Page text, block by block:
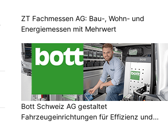
ZT Fachmessen AG: Bau-, Wohn- und
Energiemessen mit Mehrwert
Bott Schweiz AG gestaltet
Fahrzeugeinrichtungen für Effizienz und